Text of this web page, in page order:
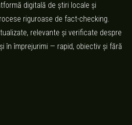
digitală de știri locale și
riguroase de fact-checking.
relevante și verificate despre
în împrejurimi — rapid, obiectiv și fără